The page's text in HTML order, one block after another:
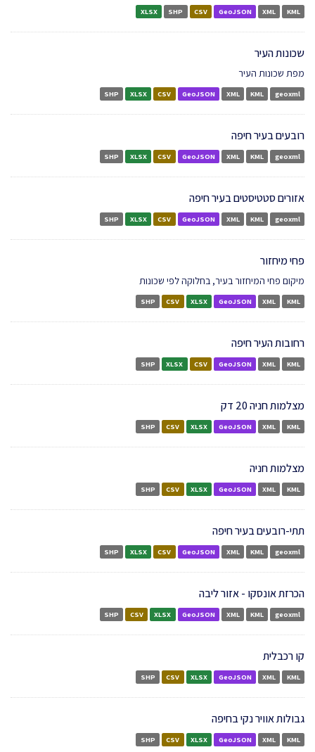
XLSX SHP CSV GeoJSON XML KML
שכונות העיר
מפת שכונות העיר
SHP XLSX CSV GeoJSON XML KML geoxml
רובעים בעיר חיפה
SHP XLSX CSV GeoJSON XML KML geoxml
אזורים סטטיסטים בעיר חיפה
SHP XLSX CSV GeoJSON XML KML geoxml
פחי מיחזור
מיקום פחי המיחזור בעיר, בחלוקה לפי שכונות
SHP CSV XLSX GeoJSON XML KML
רחובות העיר חיפה
SHP XLSX CSV GeoJSON XML KML
מצלמות חניה 20 דק
SHP CSV XLSX GeoJSON XML KML
מצלמות חניה
SHP CSV XLSX GeoJSON XML KML
תתי-רובעים בעיר חיפה
SHP XLSX CSV GeoJSON XML KML geoxml
הכרזת אונסקו - אזור ליבה
SHP CSV XLSX GeoJSON XML KML geoxml
קו רכבלית
SHP CSV XLSX GeoJSON XML KML
גבולות אוויר נקי בחיפה
SHP CSV XLSX GeoJSON XML KML